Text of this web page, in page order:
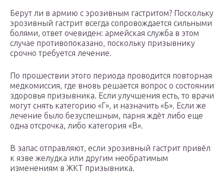
Берут ли в армию с эрозивным гастритом? Поскольку
эрозивный гастрит всегда сопровождается сильными
болями, ответ очевиден: армейская служба в этом
случае противопоказано, поскольку призывнику
срочно требуется лечение.
По прошествии этого периода проводится повторная
медкомиссия, где вновь решается вопрос о состоянии
здоровья призывника. Если улучшения есть, то врачи
могут снять категорию «Г», и назначить «Б». Если же
лечение было безуспешным, парня ждёт либо еще
одна отсрочка, либо категория «В».
В запас отправляют, если эрозивный гастрит привёл
к язве желудка или другим необратимым
изменениям в ЖКТ призывника.